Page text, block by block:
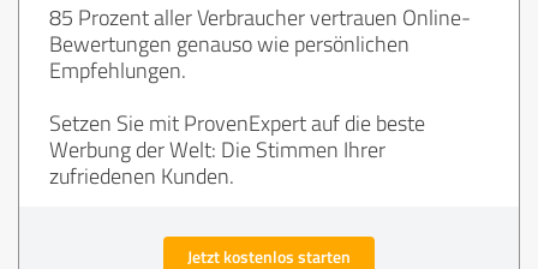
85 Prozent aller Verbraucher vertrauen Online-
Bewertungen genauso wie persönlichen
Empfehlungen.
Setzen Sie mit ProvenExpert auf die beste
Werbung der Welt: Die Stimmen Ihrer
zufriedenen Kunden.
Jetzt kostenlos starten